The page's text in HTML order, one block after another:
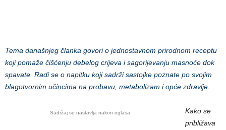
Tema današnjeg članka govori o jednostavnom prirodnom receptu
koji pomaže čišćenju debelog crijeva i sagorijevanju masnoće dok
spavate. Radi se o napitku koji sadrži sastojke poznate po svojim
blagotvornim učincima na probavu, metabolizam i opće zdravlje.
Sadržaj se nastavlja nakon oglasa
Kako se
približava